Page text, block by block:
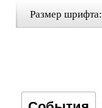
Размер шрифта: